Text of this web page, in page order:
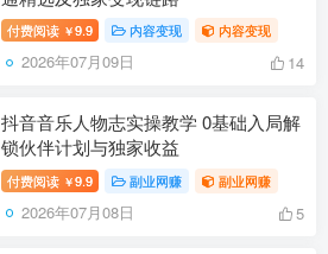
付费阅读 ￥9.9 内容变现 内容变现
2026年07月09日 14
抖音音乐人物志实操教学 0基础入局解
锁伙伴计划与独家收益
付费阅读 ￥9.9 副业网赚 副业网赚
2026年07月08日 5